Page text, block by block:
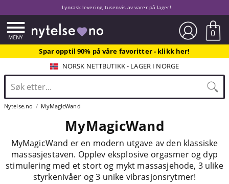
Lynrask levering, tusenvis av varer på lager!
0
Spar opptil 90% på våre favoritter - klikk her!
NORSK NETTBUTIKK - LAGER I NORGE
Nytelse.no MyMagicWand
MyMagicWand
MyMagicWand er en modern utgave av den klassiske
massasjestaven. Opplev eksplosive orgasmer og dyp
stimulering med et stort og mykt massasjehode, 3 ulike
styrkenivåer og 3 unike vibrasjonsrytmer!